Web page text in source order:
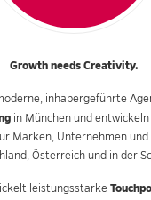
Growth needs Creativity.
inhabergeführte
in München und
Marken, Unternehmen
Österreich und in der
leistungsstarke